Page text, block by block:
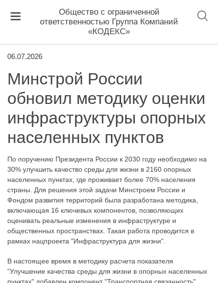
Общество с ограниченной
ответственностью Группа Компаний
«КОДЕКС»
06.07.2026
Минстрой России
обновил методику оценки
инфраструктуры опорных
населенных пунктов
По поручению Президента России к 2030 году необходимо на
30% улучшить качество среды для жизни в 2160 опорных
населенных пунктах, где проживает более 70% населения
страны. Для решения этой задачи Минстроем России и
Фондом развития территорий была разработана методика,
включающая 16 ключевых компонентов, позволяющих
оценивать реальные изменения в инфраструктуре и
общественных пространствах. Такая работа проводится в
рамках нацпроекта "Инфраструктура для жизни".
В настоящее время в методику расчета показателя
"Улучшение качества среды для жизни в опорных населенных
пунктах" добавлен компонент "Транспортная связанность".